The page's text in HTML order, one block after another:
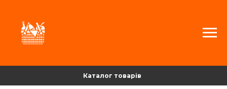
Каталог товарів